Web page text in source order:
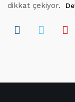
dikkat çekiyor.